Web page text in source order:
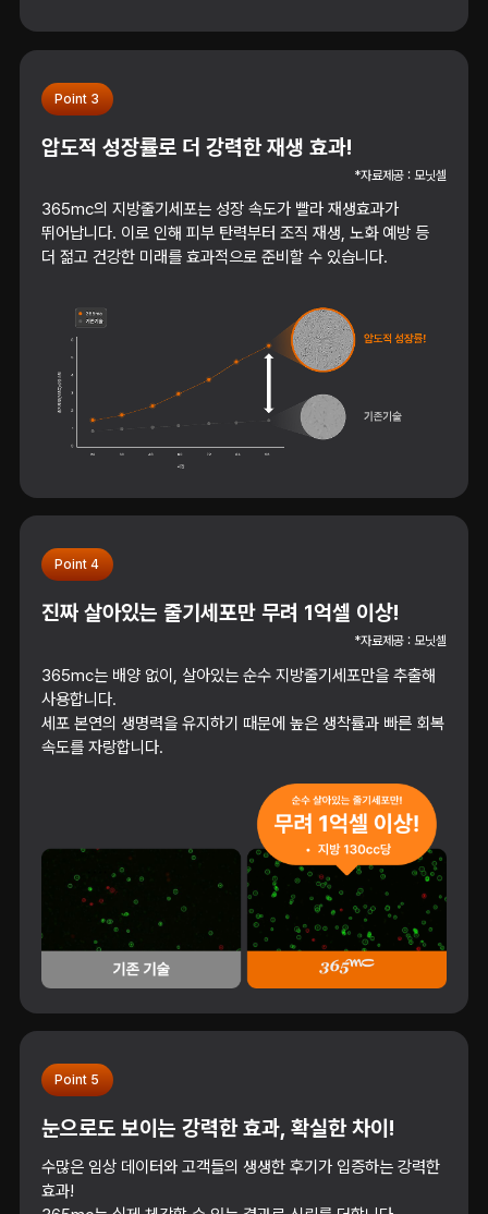
Point 3
압도적 성장률로 더 강력한 재생 효과!
*자료제공 : 모닛셀
365mc의 지방줄기세포는 성장 속도가 빨라 재생효과가
뛰어납니다. 이로 인해 피부 탄력부터 조직 재생, 노화 예방 등
더 젊고 건강한 미래를 효과적으로 준비할 수 있습니다.
Point 4
진짜 살아있는 줄기세포만 무려 1억셀 이상!
*자료제공 : 모닛셀
365mc는 배양 없이, 살아있는 순수 지방줄기세포만을 추출해
사용합니다.
세포 본연의 생명력을 유지하기 때문에 높은 생착률과 빠른 회복
속도를 자랑합니다.
Point 5
눈으로도 보이는 강력한 효과, 확실한 차이!
수많은 임상 데이터와 고객들의 생생한 후기가 입증하는 강력한
효과!